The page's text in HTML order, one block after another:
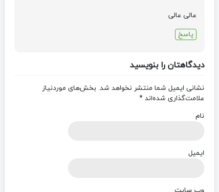
عالی عالی
پاسخ
دیدگاهتان را بنویسید
نشانی ایمیل شما منتشر نخواهد شد. بخش‌های موردنیاز
علامت‌گذاری شده‌اند *
نام
ایمیل